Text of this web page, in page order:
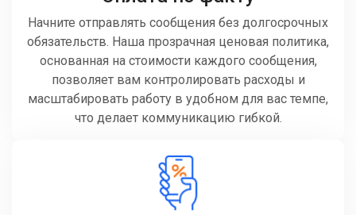
Начните отправлять сообщения без долгосрочных
обязательств. Наша прозрачная ценовая политика,
основанная на стоимости каждого сообщения,
позволяет вам контролировать расходы и
масштабировать работу в удобном для вас темпе,
что делает коммуникацию гибкой.